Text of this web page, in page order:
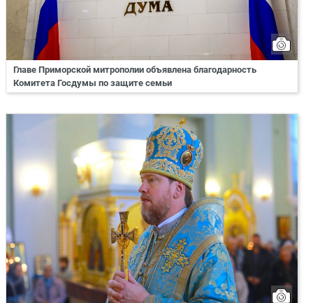
Главе Приморской митрополии объявлена благодарность
Комитета Госдумы по защите семьи